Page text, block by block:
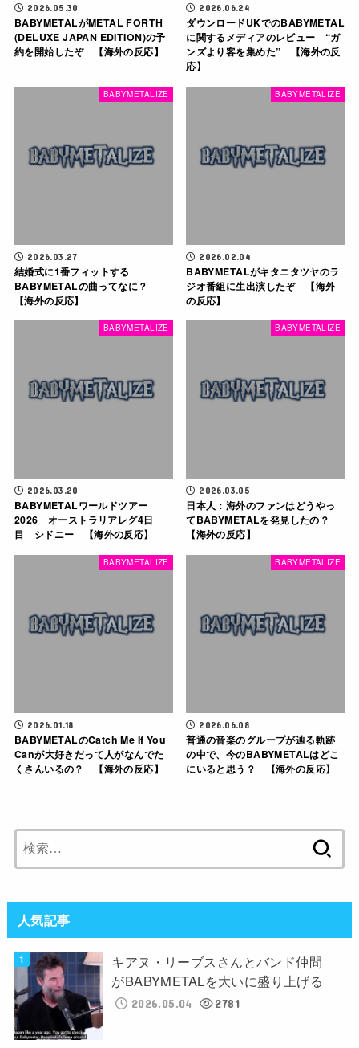
2026.05.30
BABYMETALがMETAL FORTH
(DELUXE JAPAN EDITION)の予
約を開始したぞ 【海外の反応】
2026.06.24
ダウンロードUKでのBABYMETAL
に関するメディアのレビュー “ガ
ンズより客を集めた” 【海外の反
応】
BABYMETALIZE
2026.03.27
結婚式に1番フィットする
BABYMETALの曲ってなに？
【海外の反応】
BABYMETALIZE
2026.02.04
BABYMETALがキタニタツヤのラ
ジオ番組に生出演したぞ 【海外
の反応】
BABYMETALIZE
2026.03.20
BABYMETALワールドツアー
2026 オーストラリアレグ4日
目 シドニー 【海外の反応】
BABYMETALIZE
2026.03.05
日本人：海外のファンはどうやっ
てBABYMETALを発見したの？
【海外の反応】
BABYMETALIZE
2026.01.18
BABYMETALのCatch Me If You
Canが大好きだって人がなんでた
くさんいるの？ 【海外の反応】
BABYMETALIZE
2026.06.08
普通の音楽のグループが辿る軌跡
の中で、今のBABYMETALはどこ
にいると思う？ 【海外の反応】
索:
人気記事
キアヌ・リーブスさんとバンド仲間
がBABYMETALを大いに盛り上げる
2026.05.04 2781